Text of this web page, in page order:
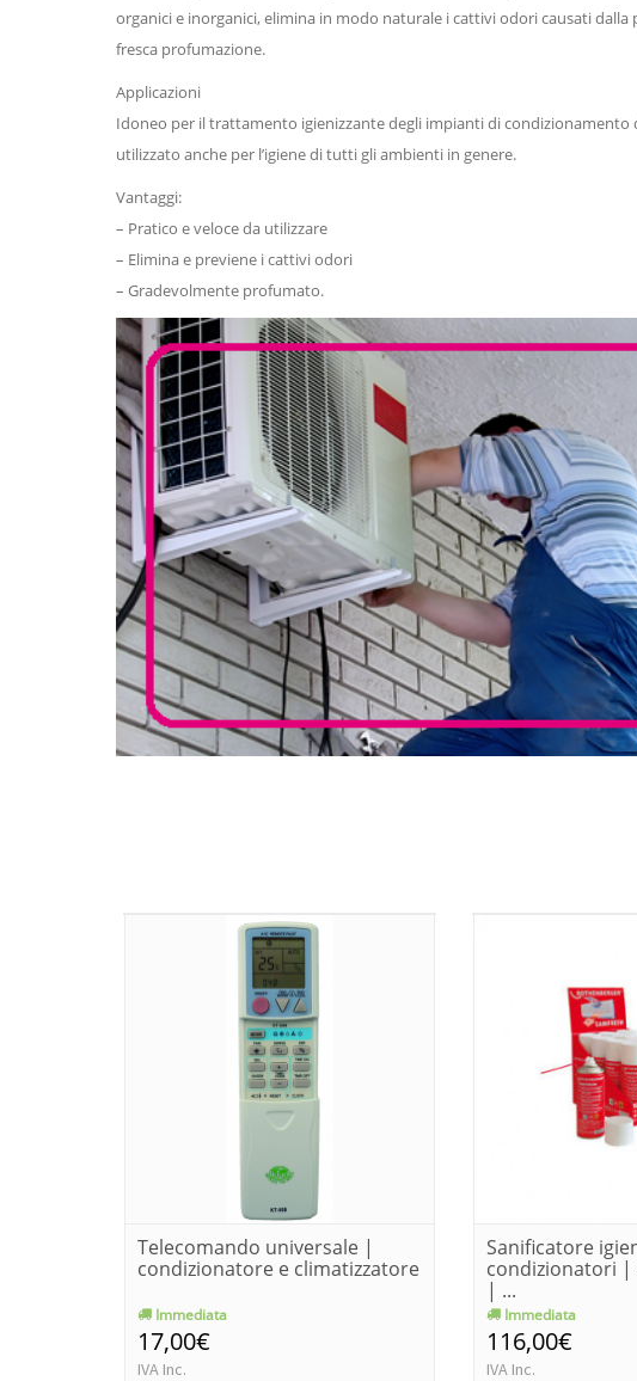
organici e inorganici, elimina in modo naturale i cattivi odori causati
fresca profumazione.
Applicazioni
Idoneo per il trattamento igienizzante degli impianti di condizionamento
utilizzato anche per l’igiene di tutti gli ambienti in genere.
Vantaggi:
– Pratico e veloce da utilizzare
– Elimina e previene i cattivi odori
– Gradevolmente profumato.
Telecomando universale |
condizionatore e climatizzatore
Immediata
17,00€
IVA Inc.
Sanificatore
condizionatori |
| ...
Immediata
116,00€
IVA Inc.